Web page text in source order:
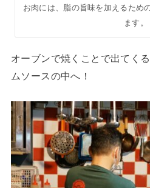
お肉には、脂の旨味を加えるため
ます。
オーブンで焼くことで出てく
ムソースの中へ！